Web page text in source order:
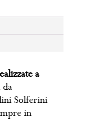
a
Solferini
in